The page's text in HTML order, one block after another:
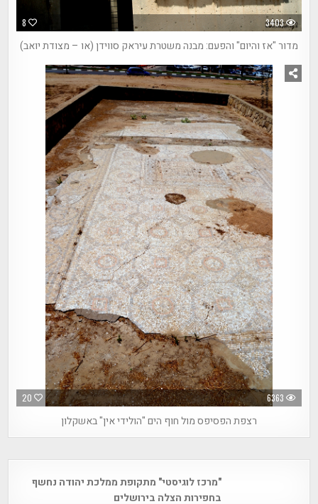
8 3403
מדור "אז והיום" והפעם: מבנה משטרת עיראק סווידן (או – מצודת יואב)
20 6363
רצפת הפסיפס מול חוף הים "הולידי אין" באשקלון
navigation"מרכז לוגיסטי" מתקופת ממלכת יהודה נחשף
בחפירות הצלה בירושלים